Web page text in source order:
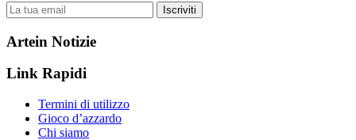
Iscriviti
Artein Notizie
Link Rapidi
Termini di utilizzo
Gioco d’azzardo
Chi siamo